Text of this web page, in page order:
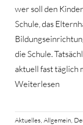
wer soll den
Schule, das
die Schule.
aktuell fast täglich
Weiterlesen
Aktuelles Allgemein